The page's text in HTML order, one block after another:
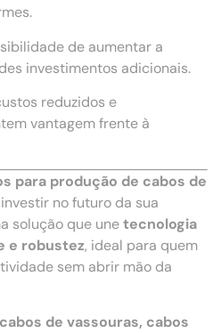
de aumentar a
investimentos adicionais.
reduzidos e
vantagem frente à
para produção de cabos de
no futuro da sua
solução que unetecnologia
e robustez, ideal para quem
sem abrir mão da
cabos de vassouras, cabos